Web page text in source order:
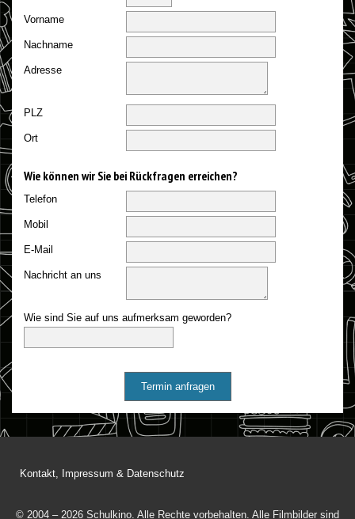
Vorname
Nachname
Adresse
PLZ
Ort
Wie können wir Sie bei Rückfragen erreichen?
Telefon
Mobil
E-Mail
Nachricht an uns
Wie sind Sie auf uns aufmerksam geworden?
Termin anfragen
Kontakt, Impressum & Datenschutz
© 2004 – 2026 Schulkino. Alle Rechte vorbehalten. Alle Filmbilder sind